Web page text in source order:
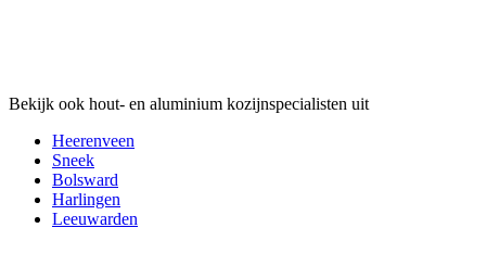
Bekijk ook hout- en aluminium kozijnspecialisten uit
Heerenveen
Sneek
Bolsward
Harlingen
Leeuwarden